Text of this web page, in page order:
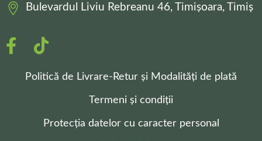
Bulevardul Liviu Rebreanu 46, Timișoara, Timiș
Politică de Livrare-Retur și Modalități de plată
Termeni și condiții
Protecția datelor cu caracter personal